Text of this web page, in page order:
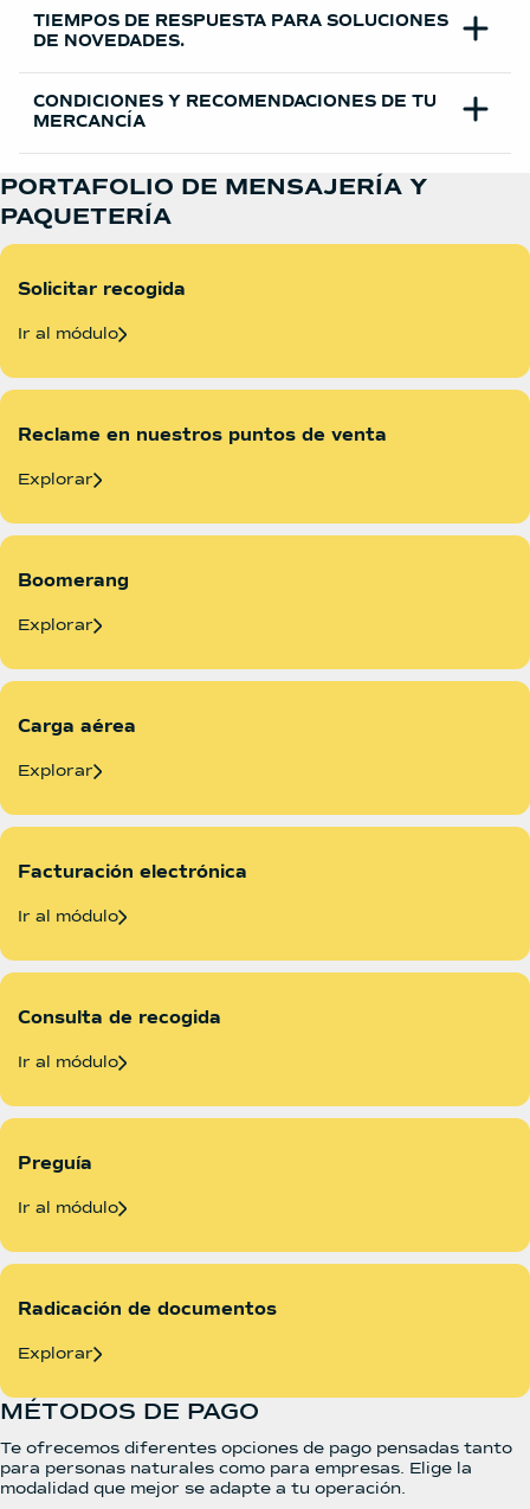
TIEMPOS DE RESPUESTA PARA SOLUCIONES
DE NOVEDADES.
CONDICIONES Y RECOMENDACIONES DE TU
MERCANCÍA
PORTAFOLIO DE MENSAJERÍA Y
PAQUETERÍA
Solicitar recogida
Ir al módulo
Reclame en nuestros puntos de venta
Explorar
Boomerang
Explorar
Carga aérea
Explorar
Facturación electrónica
Ir al módulo
Consulta de recogida
Ir al módulo
Preguía
Ir al módulo
Radicación de documentos
Explorar
MÉTODOS DE PAGO
Te ofrecemos diferentes opciones de pago pensadas tanto
para personas naturales como para empresas. Elige la
modalidad que mejor se adapte a tu operación.